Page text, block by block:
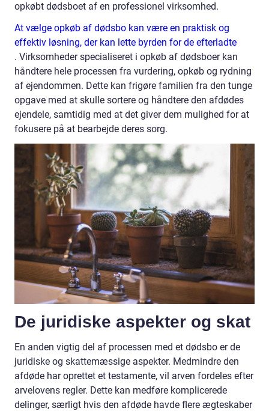
opkøbt dødsboet af en professionel virksomhed.
At vælge opkøb af dødsbo kan være en praktisk og
effektiv løsning, der kan lette byrden for de efterladte
. Virksomheder specialiseret i opkøb af dødsboer kan
håndtere hele processen fra vurdering, opkøb og rydning
af ejendommen. Dette kan frigøre familien fra den tunge
opgave med at skulle sortere og håndtere den afdødes
ejendele, samtidig med at det giver dem mulighed for at
fokusere på at bearbejde deres sorg.
De juridiske aspekter og skat
En anden vigtig del af processen med et dødsbo er de
juridiske og skattemæssige aspekter. Medmindre den
afdøde har oprettet et testamente, vil arven fordeles efter
arvelovens regler. Dette kan medføre komplicerede
delinger, særligt hvis den afdøde havde flere ægteskaber